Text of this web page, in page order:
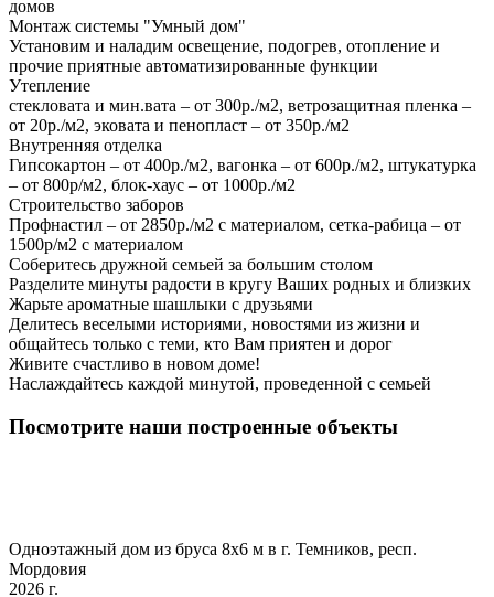
домов
Монтаж системы "Умный дом"
Установим и наладим освещение, подогрев, отопление и
прочие приятные автоматизированные функции
Утепление
стекловата и мин.вата – от 300р./м2, ветрозащитная пленка –
от 20р./м2, эковата и пенопласт – от 350р./м2
Внутренняя отделка
Гипсокартон – от 400р./м2, вагонка – от 600р./м2, штукатурка
– от 800р/м2, блок-хаус – от 1000р./м2
Строительство заборов
Профнастил – от 2850р./м2 с материалом, сетка-рабица – от
1500р/м2 с материалом
Соберитесь дружной семьей за большим столом
Разделите минуты радости в кругу Ваших родных и близких
Жарьте ароматные шашлыки с друзьями
Делитесь веселыми историями, новостями из жизни и
общайтесь только с теми, кто Вам приятен и дорог
Живите счастливо в новом доме!
Наслаждайтесь каждой минутой, проведенной с семьей
Посмотрите наши построенные объекты
Одноэтажный дом из бруса 8х6 м в г. Темников, респ.
Мордовия
2026 г.